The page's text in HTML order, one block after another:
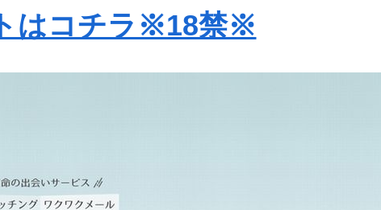
はコチラ※18禁※